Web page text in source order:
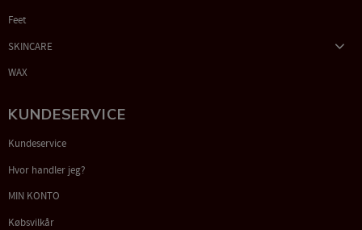
Feet
SKINCARE
WAX
KUNDESERVICE
Kundeservice
Hvor handler jeg?
MIN KONTO
Købsvilkår